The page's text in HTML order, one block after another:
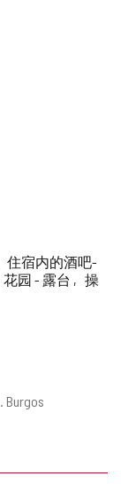
住宿内的酒吧-
花园 - 露台
操
Burgos